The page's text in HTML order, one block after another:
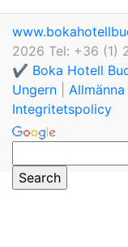
2026 Tel: +36 (1)
✔️ Boka Hotell
Ungern
Integritetspolicy